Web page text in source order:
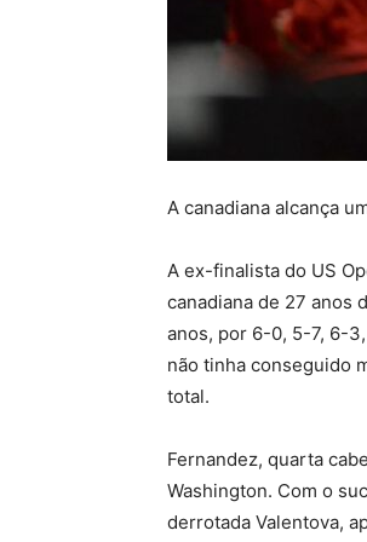
A canadiana alcança
A ex-finalista do US
canadiana de 27 anos
anos, por 6-0, 5-7, 6-
não tinha conseguido
total.
Fernandez, quarta
Washington. Com o
derrotada Valentova,